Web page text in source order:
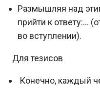
Размышляя над
прийти к ответу:...
во вступлении).
Для тезисов
Конечно, каждый